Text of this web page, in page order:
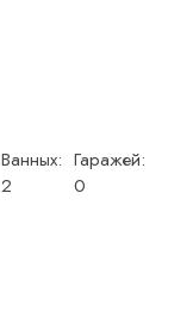
Ванных:
2
Гаражей:
0